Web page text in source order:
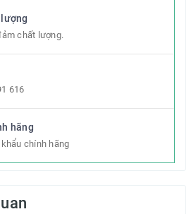
rất tốt. Kết cấu dạng kem đặc biệt
ẩm, làm mềm môi cũng như
nẻ môi.
chất lượng.
616
hãng
chính hãng